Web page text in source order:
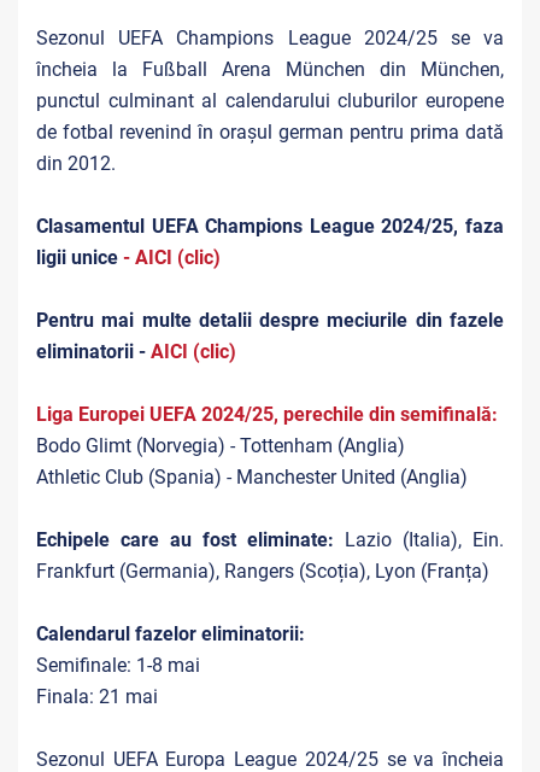
Sezonul UEFA Champions League 2024/25 se va
încheia la Fußball Arena München din München,
punctul culminant al calendarului cluburilor europene
de fotbal revenind în orașul german pentru prima dată
din 2012.
Clasamentul UEFA Champions League 2024/25, faza
ligii unice - AICI (clic)
Pentru mai multe detalii despre meciurile din fazele
eliminatorii - AICI (clic)
Liga Europei UEFA 2024/25, perechile din semifinală:
Bodo Glimt (Norvegia) - Tottenham (Anglia)
Athletic Club (Spania) - Manchester United (Anglia)
Echipele care au fost eliminate: Lazio (Italia), Ein.
Frankfurt (Germania), Rangers (Scoția), Lyon (Franța)
Calendarul fazelor eliminatorii:
Semifinale: 1-8 mai
Finala: 21 mai
Sezonul UEFA Europa League 2024/25 se va încheia